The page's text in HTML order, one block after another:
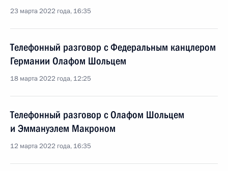
23 марта 2022 года, 16:35
Телефонный разговор с Федеральным канцлером
Германии Олафом Шольцем
18 марта 2022 года, 12:25
Телефонный разговор с Олафом Шольцем
и Эммануэлем Макроном
12 марта 2022 года, 16:35